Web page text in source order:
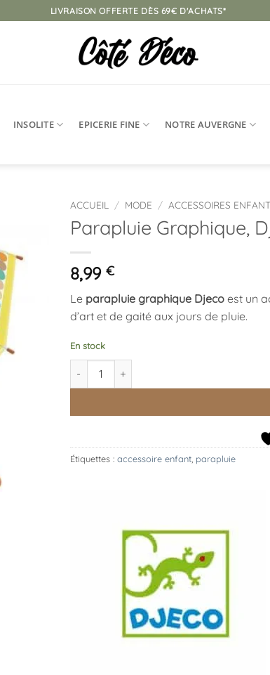
LIVRAISON OFFERTE DÈS 69€ D'ACHATS*
INSOLITE EPICERIE FINE NOTRE AUVERGNE
à la
liste
d’envies
ACCUEIL / MODE / ACCESSOIRES
Parapluie Graphique,
8,99 €
Le parapluie graphique Djeco est un
d’art et de gaité aux jours de pluie.
En stock
quantité de Parapluie Graphique, Djeco
Étiquettes : accessoire enfant, parapluie